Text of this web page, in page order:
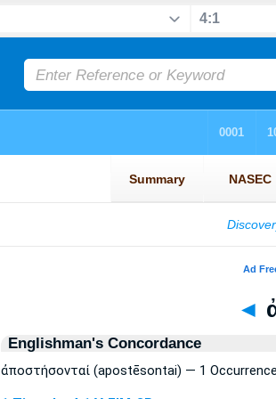
◄
Englishman's Concordance
ἀποστήσονταί (apostēsontai) — 1 Occurrence